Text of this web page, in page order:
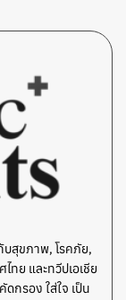
สุขภาพ, โรคภัย,
ทย และทวีปเอเชีย
กรอง ใส่ใจ เป็น